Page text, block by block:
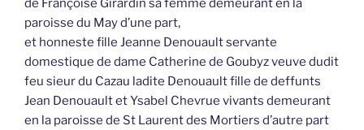
de Françoise Girardin sa femme demeurant en la
paroisse du May d’une part,
et honneste fille Jeanne Denouault servante
domestique de dame Catherine de Goubyz veuve dudit
feu sieur du Cazau ladite Denouault fille de deffunts
Jean Denouault et Ysabel Chevrue vivants demeurant
en la paroisse de St Laurent des Mortiers d’autre part